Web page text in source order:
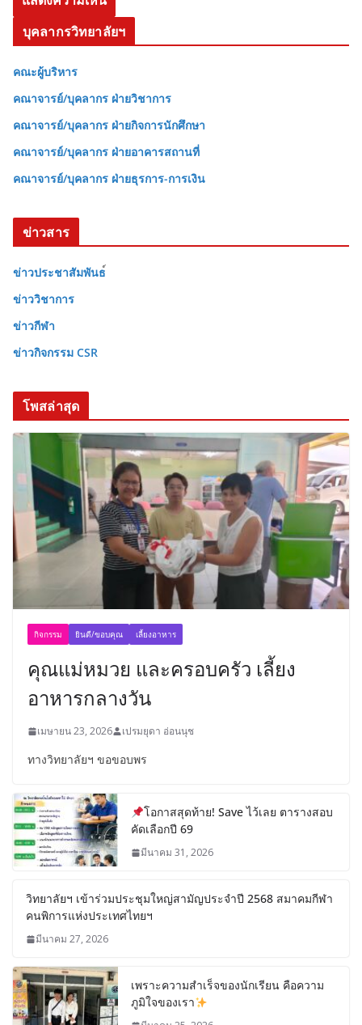
บุคลากรวิทยาลัยฯ
คณะผู้บริหาร
คณาจารย์/บุคลากร ฝ่ายวิชาการ
คณาจารย์/บุคลากร ฝ่ายกิจการนักศึกษา
คณาจารย์/บุคลากร ฝ่ายอาคารสถานที่
คณาจารย์/บุคลากร ฝ่ายธุรการ-การเงิน
ข่าวสาร
ข่าวประชาสัมพันธ
ข่าววิชาการ
ข่าวกีฬา
ข่าวกิจกรรม CSR
โพสล่าสุด
กิจกรรม ยินดี/ขอบคุณ เลี้ยงอาหาร
คุณแม่หมวย และครอบครัว เลี้ยง
อาหารกลางวัน
เมษายน 23, 2026 เปรมยุดา อ่อนนุช
ทางวิทยาลัยฯ ขอขอบพร
โอกาสสุดท้าย! Save ไว้เลย ตารางสอบ
คัดเลือกปี 69
มีนาคม 31, 2026
วิทยาลัยฯ เข้าร่วมประชุมใหญ่สามัญประจำปี 2568 สมาคมกีฬา
คนพิการแห่งประเทศไทยฯ
มีนาคม 27, 2026
เพราะความสำเร็จของนักเรียน คือความ
ภูมิใจของเรา